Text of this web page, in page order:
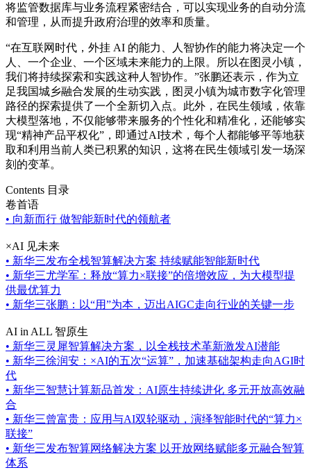
将监管数据库与业务流程紧密结合，可以实现业务的自动分流
和管理，从而提升政府治理的效率和质量。
“在互联网时代，外挂 AI 的能力、人智协作的能力将决定一个
人、一个企业、一个区域未来能力的上限。所以在图灵小镇，
我们将持续探索和实践这种人智协作。”张鹏还表示，作为立
足我国城乡融合发展的生动实践，图灵小镇为城市数字化管理
路径的探索提供了一个全新切入点。此外，在民生领域，依靠
大模型落地，不仅能够带来服务的个性化和精准化，还能够实
现“精神产品平权化”，即通过AI技术，每个人都能够平等地获
取和利用当前人类已积累的知识，这将在民生领域引发一场深
刻的变革。
Contents 目录
卷首语
• 向新而行 做智能新时代的领航者
×AI 见未来
• 新华三发布全栈智算解决方案 持续赋能智能新时代
• 新华三尤学军：释放“算力×联接”的倍增效应，为大模型提
供最优算力
• 新华三张鹏：以“用”为本，迈出AIGC走向行业的关键一步
AI in ALL 智原生
• 新华三灵犀智算解决方案，以全栈技术革新激发AI潜能
• 新华三徐润安：×AI的五次“运算”，加速基础架构走向AGI时
代
• 新华三智慧计算新品首发：AI原生持续进化 多元开放高效融
合
• 新华三曾富贵：应用与AI双轮驱动，演绎智能时代的“算力×
联接”
• 新华三发布智算网络解决方案 以开放网络赋能多元融合智算
体系